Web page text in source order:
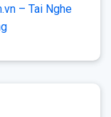
– Tai Nghe